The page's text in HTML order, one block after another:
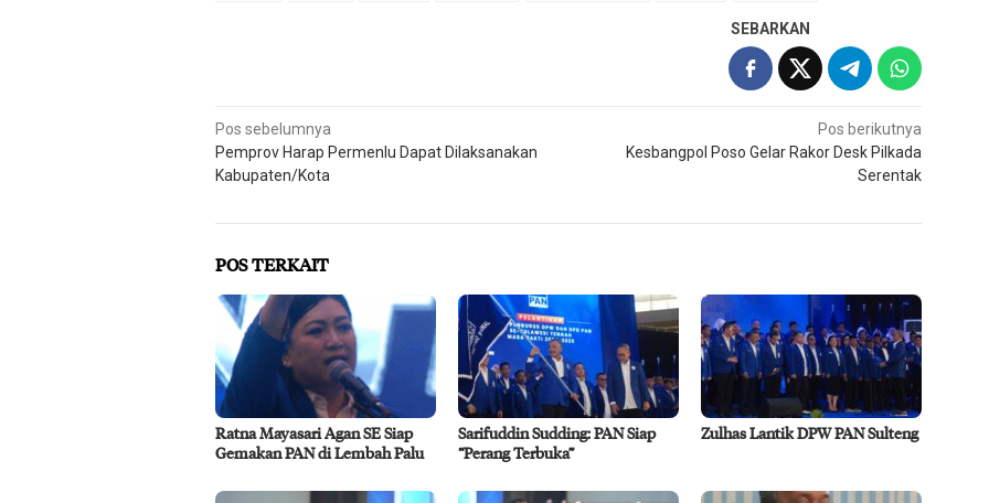
SEBARKAN
Navigasi
pos
Pos sebelumnya
Pemprov Harap Permenlu Dapat Dilaksanakan
Kabupaten/Kota
Pos berikutnya
Kesbangpol Poso Gelar Rakor Desk Pilkada
Serentak
POS TERKAIT
Ratna Mayasari Agan SE Siap
Gemakan PAN di Lembah Palu
Sarifuddin Sudding: PAN Siap
“Perang Terbuka”
Zulhas Lantik DPW PAN Sulteng